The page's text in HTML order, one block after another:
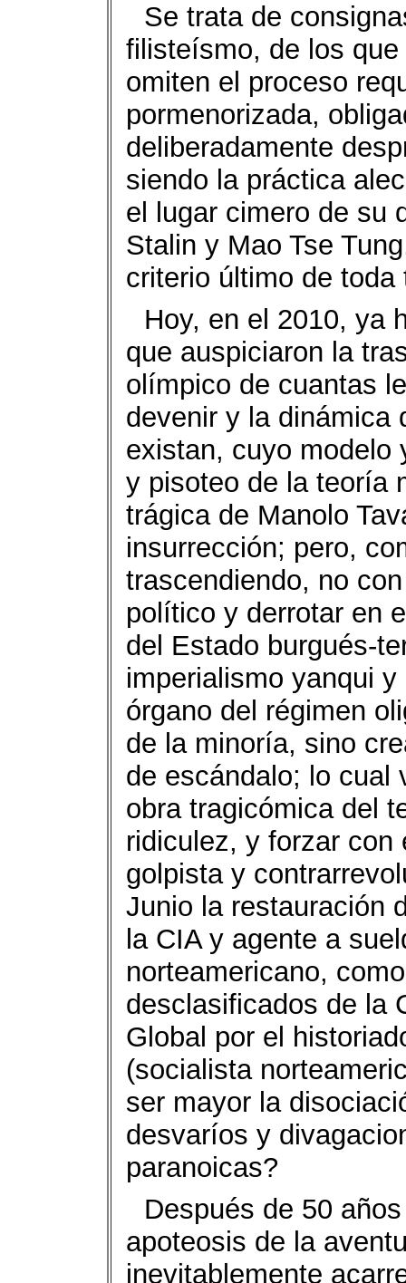
Se trata de
filisteísmo, de los
omiten el proceso
pormenorizada,
deliberadamente
siendo la práctica
el lugar cimero de su
Stalin y Mao Tse
criterio último de
Hoy, en el 2010, ya
que auspiciaron la
olímpico de cuantas
devenir y la dinámica
existan, cuyo modelo
y pisoteo de la teoría
trágica de Manolo
insurrección; pero,
trascendiendo, no
político y derrotar en
del Estado burgués-
imperialismo yanqui
órgano del régimen
de la minoría, sino
de escándalo; lo cual
obra tragicómica del
ridiculez, y forzar con
golpista y
Junio la restauración
la CIA y agente a
norteamericano,
desclasificados de la
Global por el
(socialista
ser mayor la
desvaríos y
paranoicas?
Después de 50
apoteosis de la
inevitablemente